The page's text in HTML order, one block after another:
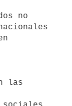
no
las